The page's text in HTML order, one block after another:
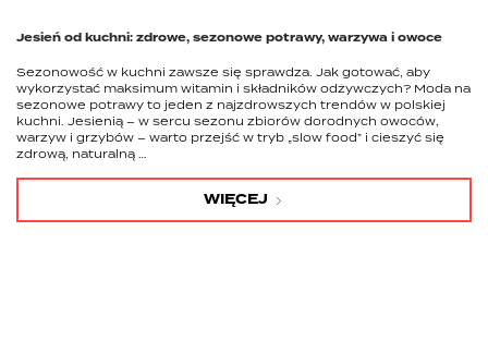
Jesień od kuchni: zdrowe, sezonowe potrawy, warzywa i owoce
Sezonowość w kuchni zawsze się sprawdza. Jak gotować, aby
wykorzystać maksimum witamin i składników odżywczych? Moda na
sezonowe potrawy to jeden z najzdrowszych trendów w polskiej
kuchni. Jesienią – w sercu sezonu zbiorów dorodnych owoców,
warzyw i grzybów – warto przejść w tryb „slow food” i cieszyć się
zdrową, naturalną …
WIĘCEJ